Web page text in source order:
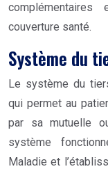
couverture santé.
Système du
Le système du
qui permet au
par sa mutuelle
système
Maladie et